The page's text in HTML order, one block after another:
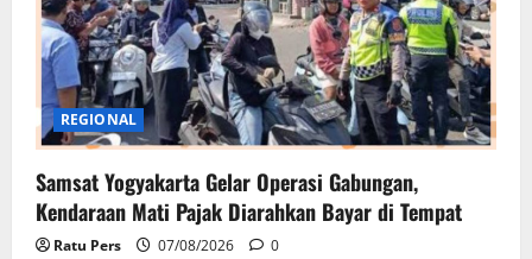
REGIONAL
Samsat Yogyakarta Gelar Operasi Gabungan,
Kendaraan Mati Pajak Diarahkan Bayar di Tempat
Ratu Pers 07/08/2026 0